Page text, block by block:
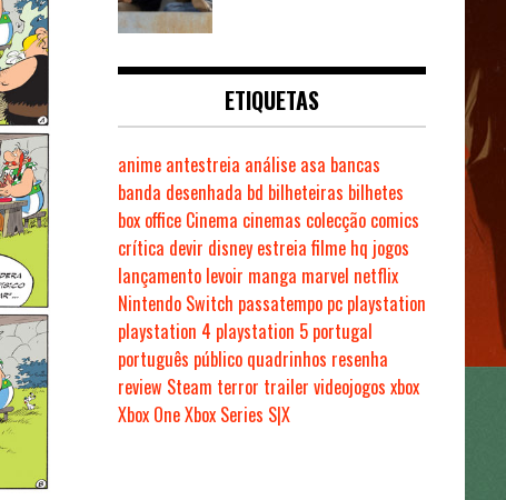
ETIQUETAS
anime antestreia análise asa bancas
banda desenhada bd bilheteiras bilhetes
box office Cinema cinemas colecção comics
crítica devir disney estreiafilme hq jogos
lançamento levoir manga marvel netflix
Nintendo Switch passatempo pc playstation
playstation 4 playstation 5 portugal
português público quadrinhos resenha
review Steam terror trailer videojogos xbox
Xbox OneXbox Series S|X